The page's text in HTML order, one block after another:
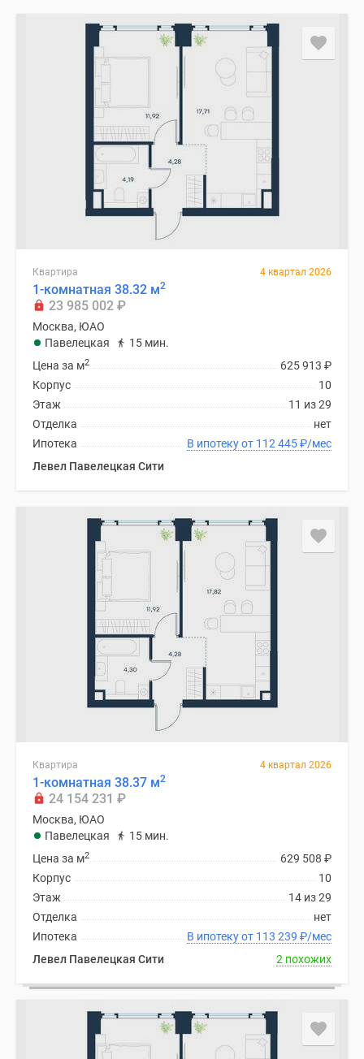
Квартира 4 квартал 2026
1-комнатная 38.32 м2
23 985 002 ₽
Москва, ЮАО
Павелецкая
15 мин.
625 913 ₽
Цена за м2
10
Корпус
11 из 29
Этаж
нет
Отделка
В ипотеку от 112 445₽/мес
Ипотека
Левел Павелецкая Сити
Квартира 4 квартал 2026
1-комнатная 38.37 м2
24 154 231 ₽
Москва, ЮАО
Павелецкая
15 мин.
629 508 ₽
Цена за м2
10
Корпус
14 из 29
Этаж
нет
Отделка
В ипотеку от 113 239 ₽/мес
Ипотека
Левел Павелецкая Сити
2 похожих